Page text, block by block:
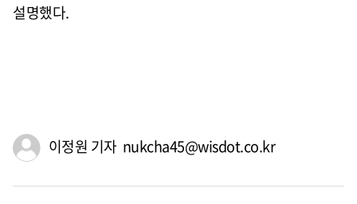
설명했다.
이정원 기자 nukcha45@wisdot.co.kr